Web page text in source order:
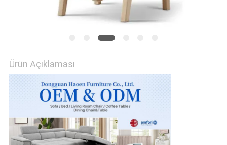
POLITIKASI
Ürün Açıklaması